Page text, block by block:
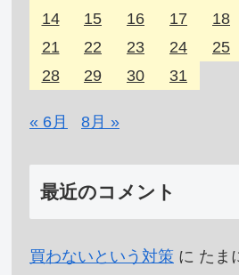
14
15 16 17 18
21
22 23 24 25
28
29 30 31
« 6月 8月 »
最近のコメント
買わないという対策 に たま